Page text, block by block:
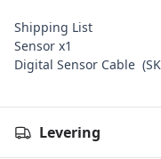
Shipping List
Sensor x1
Digital Sensor Cable
Levering